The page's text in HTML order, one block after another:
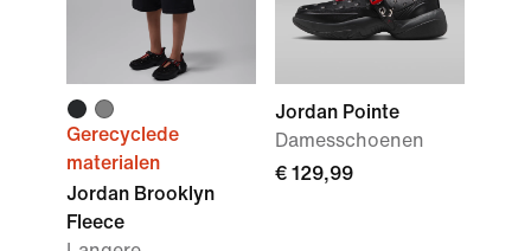
Gerecyclede
materialen
Jordan Brooklyn
Fleece
Jordan Pointe
Damesschoenen
€ 129,99